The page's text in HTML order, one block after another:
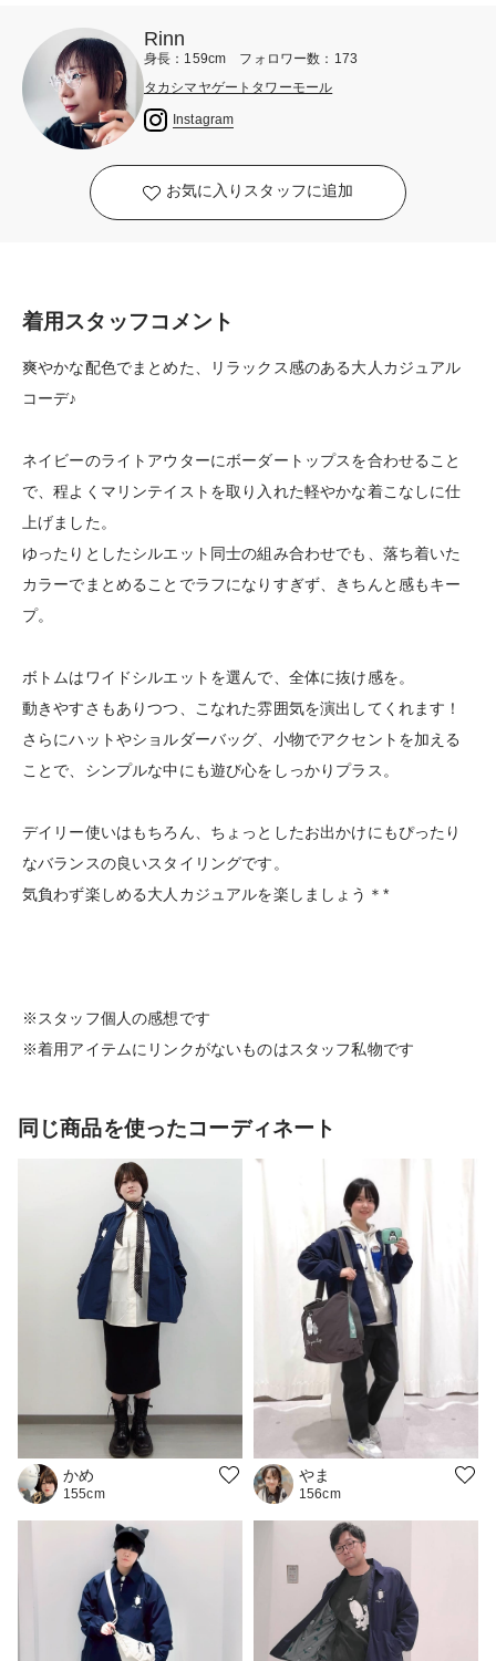
Rinn
身長：159cm フォロワー数：173
タカシマヤゲートタワーモール
Instagram
お気に入りスタッフに追加
着用スタッフコメント
爽やかな配色でまとめた、リラックス感のある大人カジュアル
コーデ♪
ネイビーのライトアウターにボーダートップスを合わせること
で、程よくマリンテイストを取り入れた軽やかな着こなしに仕
上げました。
ゆったりとしたシルエット同士の組み合わせでも、落ち着いた
カラーでまとめることでラフになりすぎず、きちんと感もキー
プ。
ボトムはワイドシルエットを選んで、全体に抜け感を。
動きやすさもありつつ、こなれた雰囲気を演出してくれます！
さらにハットやショルダーバッグ、小物でアクセントを加える
ことで、シンプルな中にも遊び心をしっかりプラス。
デイリー使いはもちろん、ちょっとしたお出かけにもぴったり
なバランスの良いスタイリングです。
気負わず楽しめる大人カジュアルを楽しましょう＊*
※スタッフ個人の感想です
※着用アイテムにリンクがないものはスタッフ私物です
同じ商品を使ったコーディネート
かめ
155cm
やま
156cm